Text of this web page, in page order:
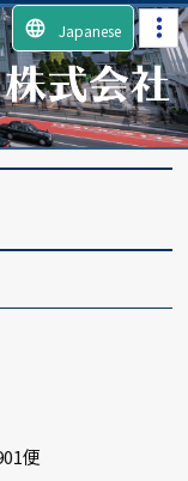
便
language Japanese